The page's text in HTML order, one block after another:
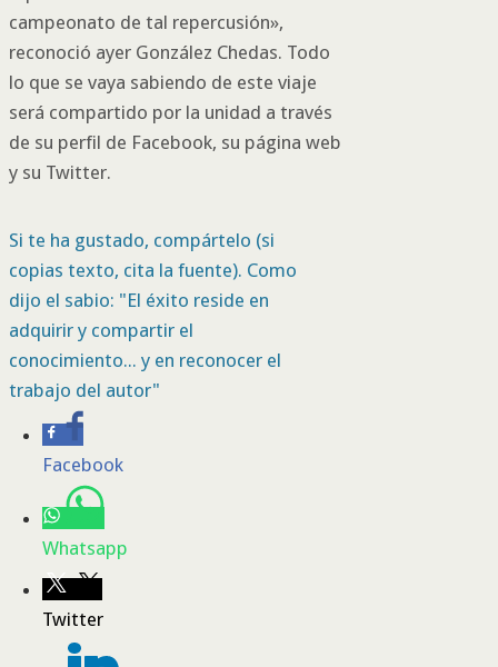
campeonato de tal repercusión»,
reconoció ayer González Chedas. Todo
lo que se vaya sabiendo de este viaje
será compartido por la unidad a través
de su perfil de Facebook, su página web
y su Twitter.
Si te ha gustado, compártelo (si
copias texto, cita la fuente). Como
dijo el sabio: "El éxito reside en
adquirir y compartir el
conocimiento... y en reconocer el
trabajo del autor"
Facebook
Whatsapp
Twitter